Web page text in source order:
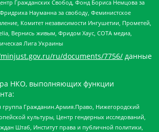
Гражданских Свобод, Фонд Бориса Немцова за
Науманна за свободу, Феминистское
Комитет независимости Ингушетии, Прометей,
Вернись живым, Фридом Хаус, СОТА медиа,
Лига Украины
ru/documents/7756/ данные
НКО, выполняющих функции
группа Гражданин.Армия.Право, Нижегородский
культуры, Центр гендерных исследований,
Штаб, Институт права и публичной политики,